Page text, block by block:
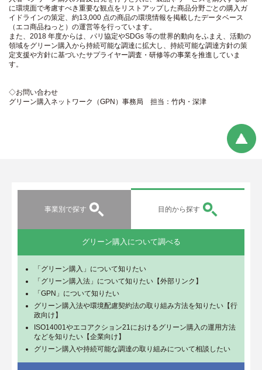
に環境面で考慮すべき重要な観点をリストアップした商品分野ごとの購入ガ
イドラインの策定、約13,000 点の商品の環境情報を掲載したデータベース
（エコ商品ねっと）の運営等を行っています。
また、2018 年度からは、パリ協定やSDGs 等の世界的動向をふまえ、活動の
領域をグリーン購入から持続可能な調達に拡大し、持続可能な調達方針の策
定支援や方針に基づいたサプライヤー調査・研修等の事業を推進していま
す。
◇お問い合わせ
グリーン購入ネットワーク（GPN）事務局 担当：竹内・深津
事業別で探す 目的から探す
グリーン購入について調べる
「グリーン購入」について知りたい
「グリーン購入法」について知りたい【外部リンク】
「GPN」について知りたい
グリーン購入法や環境配慮契約法の取り組み方法を知りたい【行
政向け】
ISO14001やエコアクション21におけるグリーン購入の運用方法
などを知りたい【企業向け】
グリーン購入や持続可能な調達の取り組みについて相談したい